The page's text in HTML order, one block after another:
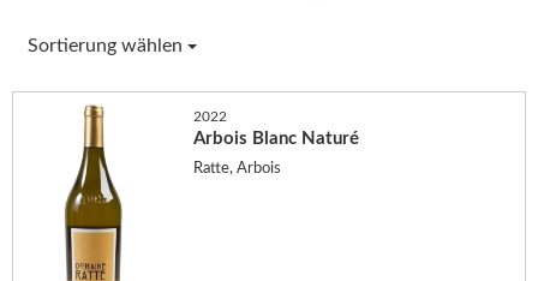
Sortierung wählen
2022
Arbois Blanc Naturé
Ratte, Arbois